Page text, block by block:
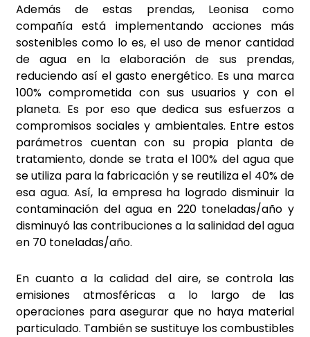
Además de estas prendas, Leonisa como
compañía está implementando acciones más
sostenibles como lo es, el uso de menor cantidad
de agua en la elaboración de sus prendas,
reduciendo así el gasto energético. Es una marca
100% comprometida con sus usuarios y con el
planeta. Es por eso que dedica sus esfuerzos a
compromisos sociales y ambientales. Entre estos
parámetros cuentan con su propia planta de
tratamiento, donde se trata el 100% del agua que
se utiliza para la fabricación y se reutiliza el 40% de
esa agua. Así, la empresa ha logrado disminuir la
contaminación del agua en 220 toneladas/año y
disminuyó las contribuciones a la salinidad del agua
en 70 toneladas/año.
En cuanto a la calidad del aire, se controla las
emisiones atmosféricas a lo largo de las
operaciones para asegurar que no haya material
particulado. También se sustituye los combustibles